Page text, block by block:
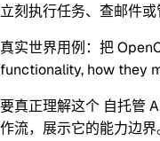
立刻执行任务、查邮件
真实世界用例：把
functionality, how they
要真正理解这个 自托管
作流，展示它的能力边界